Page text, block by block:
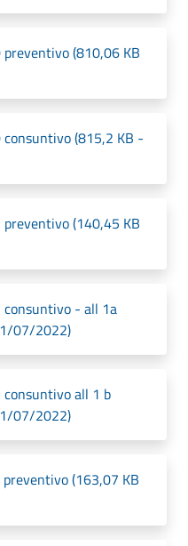
(810,06 KB
(815,2 KB -
(140,45 KB
consuntivo - all 1a
07/2022)
all 1 b
07/2022)
(163,07 KB